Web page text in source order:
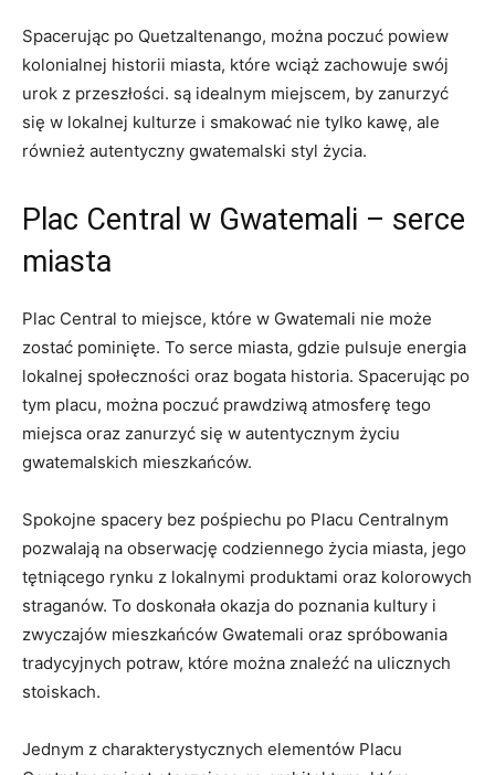
Spacerując po Quetzaltenango, można poczuć powiew
kolonialnej ‌historii ‌miasta,⁤ które wciąż zachowuje‌ swój
urok z przeszłości. są idealnym miejscem, by zanurzyć
się w lokalnej kulturze i ​smakować nie tylko ⁣kawę, ale​
również ​autentyczny gwatemalski styl życia.
Plac‌ Central ‌w Gwatemali – serce
miasta
Plac ‍Central to ⁣miejsce, które w Gwatemali nie może
zostać‌ pominięte. ‍To serce miasta, gdzie pulsuje ⁢energia
lokalnej społeczności oraz bogata historia. ⁢Spacerując ​po
⁢tym placu,‌ można poczuć ⁢prawdziwą atmosferę tego ​
miejsca oraz zanurzyć się ‍w ⁢autentycznym życiu
gwatemalskich mieszkańców.
Spokojne spacery bez ​pośpiechu po ‌Placu⁣ Centralnym
pozwalają na obserwację codziennego życia ‌miasta, jego
tętniącego rynku z lokalnymi⁢ produktami oraz kolorowych
straganów. To doskonała okazja do poznania ⁣kultury i
zwyczajów‍ mieszkańców Gwatemali oraz⁤ spróbowania
⁢tradycyjnych potraw,⁢ które można znaleźć na ulicznych
‍stoiskach.
Jednym z charakterystycznych elementów Placu